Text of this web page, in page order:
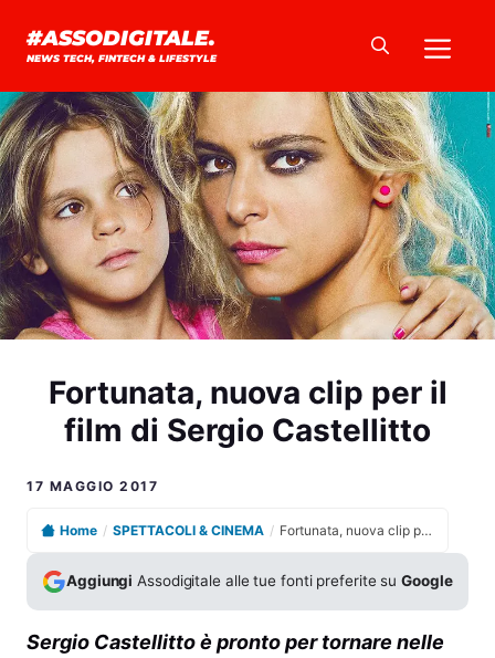
#ASSODIGITALE.
NEWS TECH, FINTECH & LIFESTYLE
Fortunata, nuova clip per il
film di Sergio Castellitto
17 MAGGIO 2017
Home / SPETTACOLI & CINEMA / Fortunata, nuova clip per il film di Sergio Castellitto
Aggiungi Assodigitale alle tue fonti preferite suGoogle
Sergio Castellitto è pronto per tornare nelle